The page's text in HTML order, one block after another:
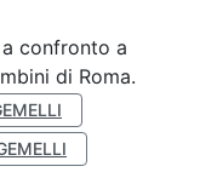
confronto a
di Roma.